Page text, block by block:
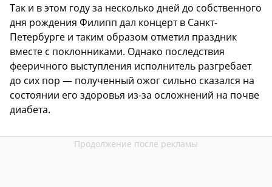
Так и в этом году за несколько дней до собственного
дня рождения Филипп дал концерт в Санкт-
Петербурге и таким образом отметил праздник
вместе с поклонниками. Однако последствия
фееричного выступления исполнитель разгребает
до сих пор — полученный ожог сильно сказался на
состоянии его здоровья из-за осложнений на почве
диабета.